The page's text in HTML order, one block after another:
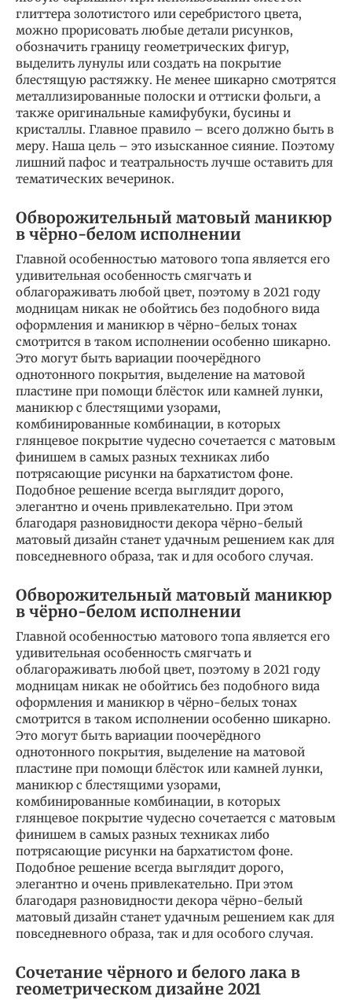
глиттера золотистого или серебристого цвета,
можно прорисовать любые детали рисунков,
обозначить границу геометрических фигур,
выделить лунулы или создать на покрытие
блестящую растяжку. Не менее шикарно смотрятся
металлизированные полоски и оттиски фольги, а
также оригинальные камифубуки, бусины и
кристаллы. Главное правило – всего должно быть в
меру. Наша цель – это изысканное сияние. Поэтому
лишний пафос и театральность лучше оставить для
тематических вечеринок.
Обворожительный матовый маникюр
в чёрно-белом исполнении
Главной особенностью матового топа является его
удивительная особенность смягчать и
облагораживать любой цвет, поэтому в 2021 году
модницам никак не обойтись без подобного вида
оформления и маникюр в чёрно-белых тонах
смотрится в таком исполнении особенно шикарно.
Это могут быть вариации поочерёдного
однотонного покрытия, выделение на матовой
пластине при помощи блёсток или камней лунки,
маникюр с блестящими узорами,
комбинированные комбинации, в которых
глянцевое покрытие чудесно сочетается с матовым
финишем в самых разных техниках либо
потрясающие рисунки на бархатистом фоне.
Подобное решение всегда выглядит дорого,
элегантно и очень привлекательно. При этом
благодаря разновидности декора чёрно-белый
матовый дизайн станет удачным решением как для
повседневного образа, так и для особого случая.
Обворожительный матовый маникюр
в чёрно-белом исполнении
Главной особенностью матового топа является его
удивительная особенность смягчать и
облагораживать любой цвет, поэтому в 2021 году
модницам никак не обойтись без подобного вида
оформления и маникюр в чёрно-белых тонах
смотрится в таком исполнении особенно шикарно.
Это могут быть вариации поочерёдного
однотонного покрытия, выделение на матовой
пластине при помощи блёсток или камней лунки,
маникюр с блестящими узорами,
комбинированные комбинации, в которых
глянцевое покрытие чудесно сочетается с матовым
финишем в самых разных техниках либо
потрясающие рисунки на бархатистом фоне.
Подобное решение всегда выглядит дорого,
элегантно и очень привлекательно. При этом
благодаря разновидности декора чёрно-белый
матовый дизайн станет удачным решением как для
повседневного образа, так и для особого случая.
Сочетание чёрного и белого лака в
геометрическом дизайне 2021